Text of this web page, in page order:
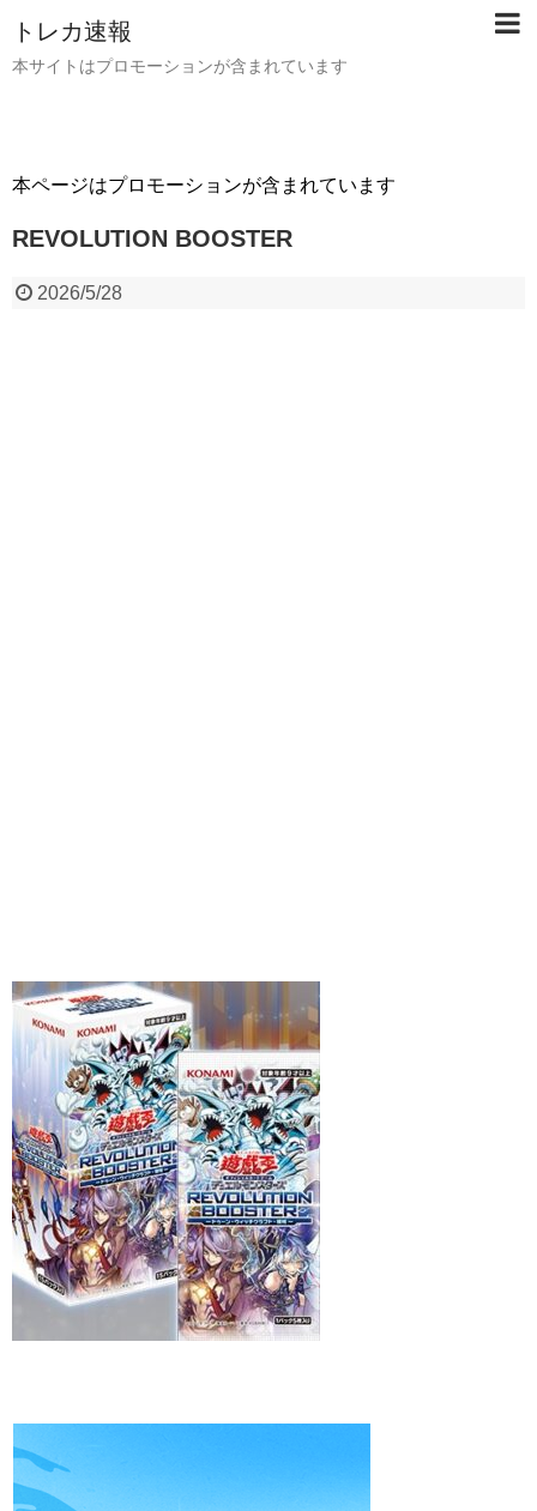
トレカ速報
本サイトはプロモーションが含まれています
本ページはプロモーションが含まれています
REVOLUTION BOOSTER
2026/5/28